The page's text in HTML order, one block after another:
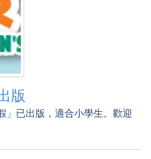
版
」已出版，適合小學生。歡迎